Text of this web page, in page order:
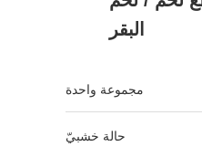
البقر
مجموعة واحدة
حالة خشبيّ